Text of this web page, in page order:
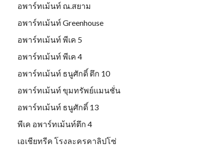
อพาร์ทเม้นท์ ณ.สยาม
อพาร์ทเม้นท์ Greenhouse
อพาร์ทเม้นท์ พีเค 5
อพาร์ทเม้นท์ พีเค 4
อพาร์ทเม้นท์ ธนูศักดิ์ ตึก 10
อพาร์ทเม้นท์ ขุมทรัพย์แมนชั่น
อพาร์ทเม้นท์ ธนูศักดิ์ 13
พีเค อพาร์ทเม้นท์ตึก 4
เอเชียทรีค โรงละครคาลิปโซ่